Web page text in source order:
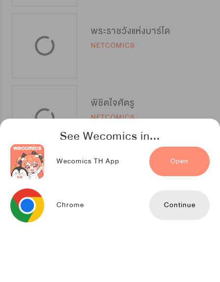
See Wecomics in...
Wecomics TH App Open
Chrome Continue
พระราชวังแห่งบาร์โด
NETCOMICS
พิชิตใจศัตรู
NETCOMICS
ใต้บัญชาจักรพรรดิ